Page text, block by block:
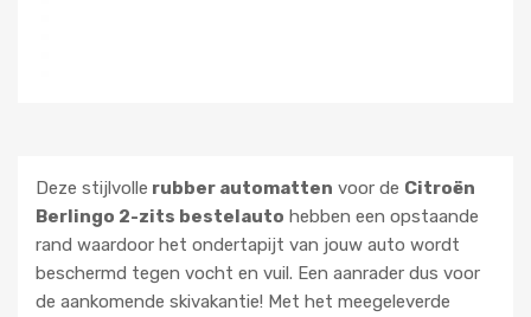
Deze stijlvolle rubber automatten voor de Citroën
Berlingo 2-zits bestelauto hebben een opstaande
rand waardoor het ondertapijt van jouw auto wordt
beschermd tegen vocht en vuil. Een aanrader dus voor
de aankomende skivakantie! Met het meegeleverde